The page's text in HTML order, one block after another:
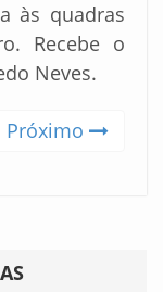
às quadras
Recebe o
Neves.
Próximo